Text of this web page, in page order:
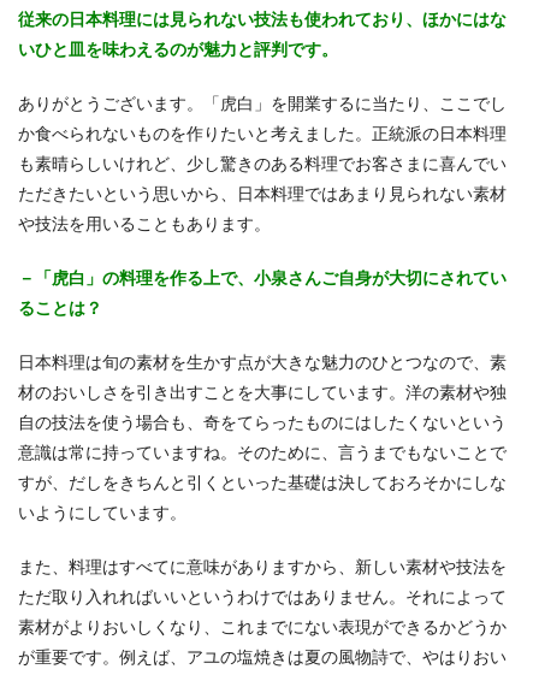
従来の日本料理には見られない技法も使われており、ほかにはな
いひと皿を味わえるのが魅力と評判です。
ありがとうございます。「虎白」を開業するに当たり、ここでし
か食べられないものを作りたいと考えました。正統派の日本料理
も素晴らしいけれど、少し驚きのある料理でお客さまに喜んでい
ただきたいという思いから、日本料理ではあまり見られない素材
や技法を用いることもあります。
－「虎白」の料理を作る上で、小泉さんご自身が大切にされてい
ることは？
日本料理は旬の素材を生かす点が大きな魅力のひとつなので、素
材のおいしさを引き出すことを大事にしています。洋の素材や独
自の技法を使う場合も、奇をてらったものにはしたくないという
意識は常に持っていますね。そのために、言うまでもないことで
すが、だしをきちんと引くといった基礎は決しておろそかにしな
いようにしています。
また、料理はすべてに意味がありますから、新しい素材や技法を
ただ取り入れればいいというわけではありません。それによって
素材がよりおいしくなり、これまでにない表現ができるかどうか
が重要です。例えば、アユの塩焼きは夏の風物詩で、やはりおい